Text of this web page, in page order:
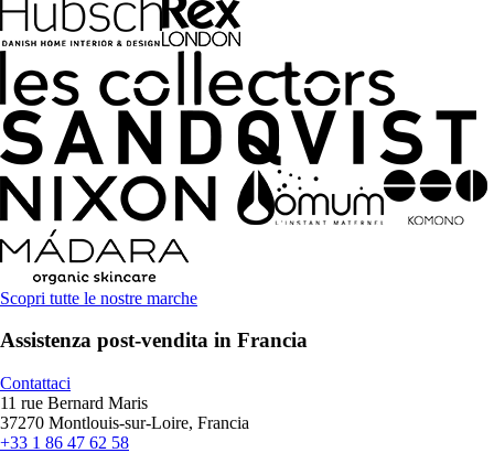
Scopri tutte le nostre marche
Assistenza post-vendita in Francia
Contattaci
11 rue Bernard Maris
37270 Montlouis-sur-Loire, Francia
+33 1 86 47 62 58